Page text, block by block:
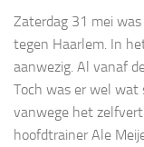
Zaterdag 31 mei
tegen Haarlem. In
aanwezig. Al vanaf
Toch was er wel wat
vanwege het
hoofdtrainer Ale